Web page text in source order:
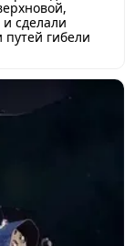
и сделали
гибели